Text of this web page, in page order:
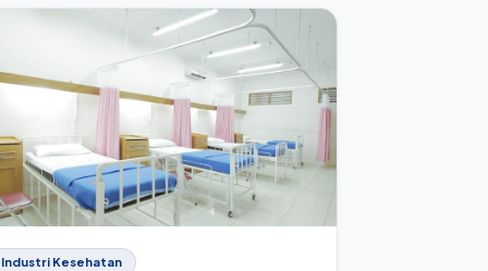
Industri Kesehatan